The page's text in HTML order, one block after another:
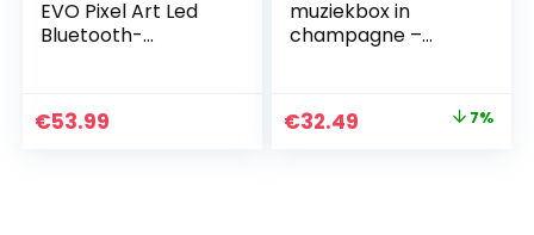
EVO Pixel Art Led
Bluetooth-
Draagbare
Draadloze Speaker
€53.99
muziekbox in
champagne –
bluetooth-
luidspreker met
Original
€32.49 7%